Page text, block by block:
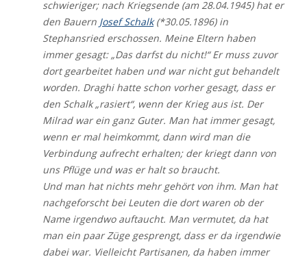
schwieriger; nach Kriegsende (am 28.04.1945) hat er
den Bauern Josef Schalk(*30.05.1896) in
Stephansried erschossen. Meine Eltern haben
immer gesagt: „Das darfst du nicht!“ Er muss zuvor
dort gearbeitet haben und war nicht gut behandelt
worden. Draghi hatte schon vorher gesagt, dass er
den Schalk „rasiert“, wenn der Krieg aus ist. Der
Milrad war ein ganz Guter. Man hat immer gesagt,
wenn er mal heimkommt, dann wird man die
Verbindung aufrecht erhalten; der kriegt dann von
uns Pflüge und was er halt so braucht.
Und man hat nichts mehr gehört von ihm. Man hat
nachgeforscht bei Leuten die dort waren ob der
Name irgendwo auftaucht. Man vermutet, da hat
man ein paar Züge gesprengt, dass er da irgendwie
dabei war. Vielleicht Partisanen, da haben immer